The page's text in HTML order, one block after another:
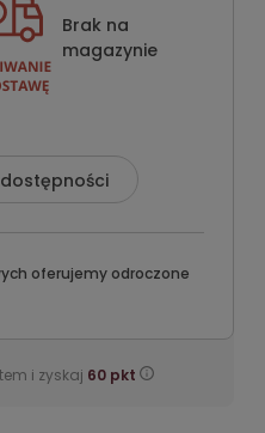
Brak na
magazynie
oferujemy odroczone
i zyskaj 60 pkt